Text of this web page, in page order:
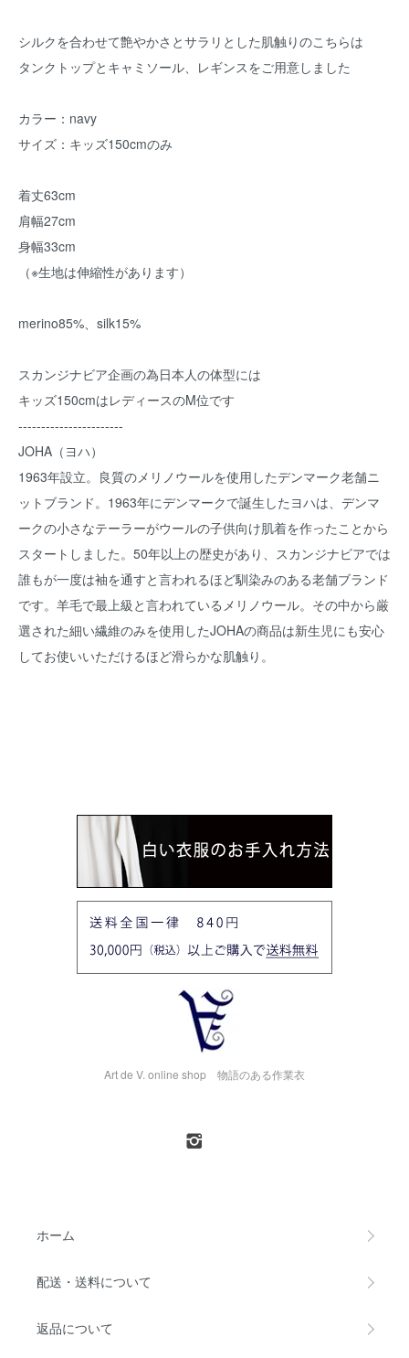
シルクを合わせて艶やかさとサラリとした肌触りのこちらは
タンクトップとキャミソール、レギンスをご用意しました
カラー：navy
サイズ：キッズ150cmのみ
着丈63cm
肩幅27cm
身幅33cm
（※生地は伸縮性があります）
merino85%、silk15%
スカンジナビア企画の為日本人の体型には
キッズ150cmはレディースのM位です
-----------------------
JOHA（ヨハ）
1963年設立。良質のメリノウールを使用したデンマーク老舗ニ
ットブランド。1963年にデンマークで誕生したヨハは、デンマ
ークの小さなテーラーがウールの子供向け肌着を作ったことから
スタートしました。50年以上の歴史があり、スカンジナビアでは
誰もが一度は袖を通すと言われるほど馴染みのある老舗ブランド
です。羊毛で最上級と言われているメリノウール。その中から厳
選された細い繊維のみを使用したJOHAの商品は新生児にも安心
してお使いいただけるほど滑らかな肌触り。
Art de V. online shop 物語のある作業衣
ホーム
配送・送料について
返品について